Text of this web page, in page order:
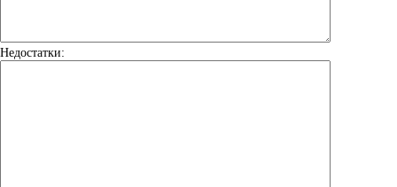
Недостатки: